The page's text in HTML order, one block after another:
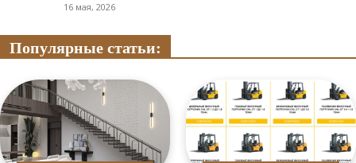
16 мая, 2026
Популярные статьи: